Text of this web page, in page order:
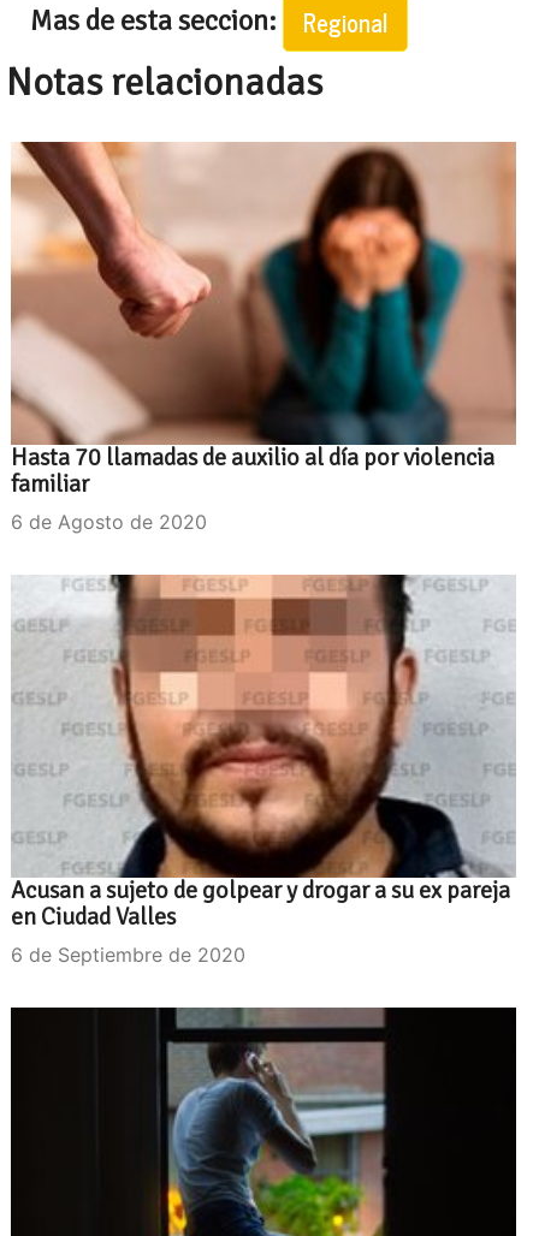
Mas de esta seccion: Regional
Notas relacionadas
Hasta 70 llamadas de auxilio al día por violencia
familiar
6 de Agosto de 2020
Acusan a sujeto de golpear y drogar a su ex pareja
en Ciudad Valles
6 de Septiembre de 2020